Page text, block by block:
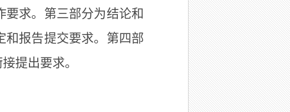
要求。第三部分为结论和
和报告提交要求。第四部
提出要求。